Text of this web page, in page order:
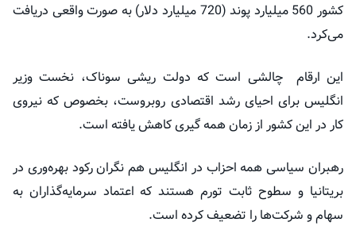
کشور 560 میلیارد پوند (720 میلیارد دلار) به صورت واقعی دریافت
می‌کرد.
این ارقام چالشی است که دولت ریشی سوناک، نخست وزیر
انگلیس برای احیای رشد اقتصادی روبروست، بخصوص که نیروی
کار در این کشور از زمان همه گیری کاهش یافته است.
رهبران سیاسی همه احزاب در انگلیس هم نگران رکود بهره‌وری در
بریتانیا و سطوح ثابت تورم هستند که اعتماد سرمایه‌گذاران به
سهام و شرکت‌ها را تضعیف کرده است.